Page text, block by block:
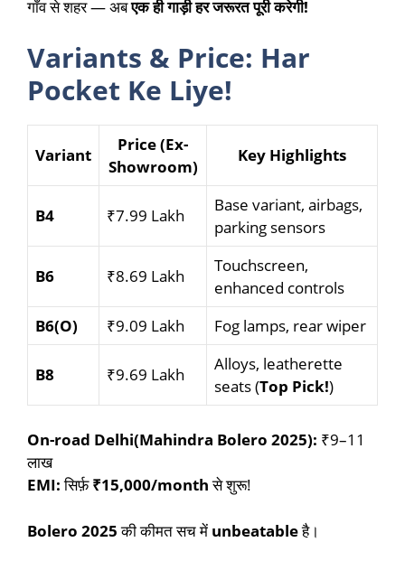
गाँव से शहर — अबएक ही गाड़ी हर जरूरत पूरी करेगी!
Variants & Price: Har
Pocket Ke Liye!
Variant
Price (Ex-
Showroom)
Key Highlights
B4 ₹7.99 Lakh
Base variant, airbags,
parking sensors
B6 ₹8.69 Lakh
Touchscreen,
enhanced controls
B6(O)
₹9.09 Lakh Fog lamps, rear wiper
B8 ₹9.69 Lakh
Alloys, leatherette
seats (Top Pick!)
On-road Delhi(Mahindra Bolero 2025): ₹9–11
लाख
EMI:सिर्फ़₹15,000/monthसे शुरू!
Bolero 2025की कीमत सच में unbeatableहै।